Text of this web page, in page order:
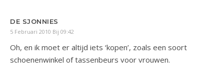
DE SJONNIES
5 Februari 2010 Bij 09:42
Oh, en ik moet er altijd iets ‘kopen’, zoals een soort
schoenenwinkel of tassenbeurs voor vrouwen.